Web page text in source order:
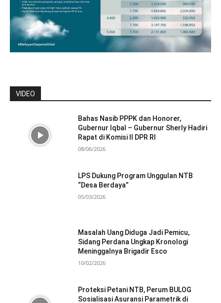
VIDEO
Bahas Nasib PPPK dan Honorer,
Gubernur Iqbal – Gubernur Sherly Hadiri
Rapat di Komisi II DPR RI
08/06/2026
LPS Dukung Program Unggulan NTB
“Desa Berdaya”
05/03/2026
Masalah Uang Diduga Jadi Pemicu,
Sidang Perdana Ungkap Kronologi
Meninggalnya Brigadir Esco
10/02/2026
Proteksi Petani NTB, Perum BULOG
Sosialisasi Asuransi Parametrik di